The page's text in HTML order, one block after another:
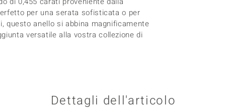
per una serata sofisticata o per
questo anello si abbina magnificamente
versatile alla vostra collezione di
Dettagli dell'articolo